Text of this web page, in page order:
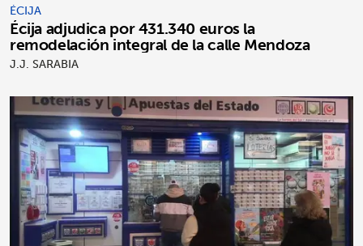
ÉCIJA
Écija adjudica por 431.340 euros la
remodelación integral de la calle Mendoza
J.J. SARABIA